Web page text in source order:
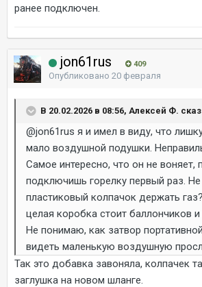
ранее подключен.
jon61rus 409
Опубликовано 20 февраля
В 20.02.2026 в 08:56, Алексей Ф.
@jon61rus я и имел в виду, что
мало воздушной подушки.
Самое интересно, что он не воняет,
подключишь горелку первый раз.
пластиковый колпачок держать
целая коробка стоит баллончиков
Не понимаю, как затвор
видеть маленькую воздушную
Так это добавка завоняла, колпачек
заглушка на новом шланге.